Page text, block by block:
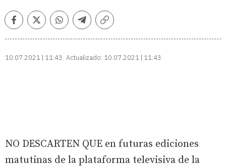
FacebookTwitterWhatsappTelegramCopiar
10.07.2021 | 11:43 Actualizado: 10.07.2021 | 11:43
NO DESCARTEN QUE en futuras ediciones
matutinas de la plataforma televisiva de la